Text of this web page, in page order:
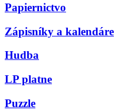
Papiernictvo
Zápisníky a kalendáre
Hudba
LP platne
Puzzle